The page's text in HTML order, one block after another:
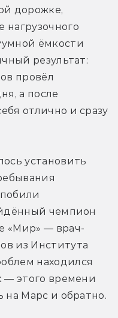
дорожке,
нагрузочного
ёмкости
результат:
провёл
а после
отлично и сразу
установить
побили
чемпион
«Мир» — врач-
из Института
находился
— этого времени
Марс и обратно.